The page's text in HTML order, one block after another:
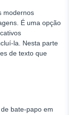
modernos
É uma opção
la. Nesta parte
de texto que
bate-papo em